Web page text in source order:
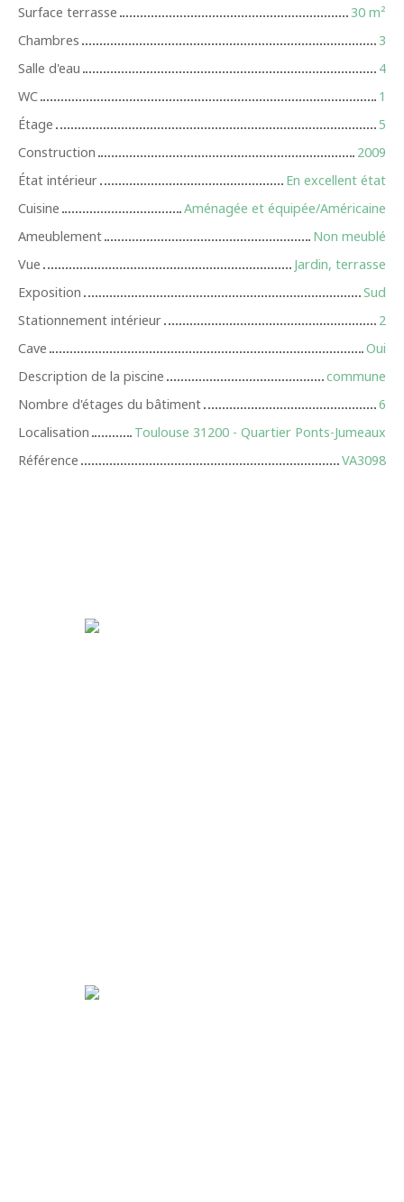
Surface terrasse
30 m²
Chambres
3
Salle d'eau
4
WC
1
Étage
5
Construction
2009
État intérieur
En excellent état
Cuisine
Aménagée et équipée/Américaine
Ameublement
Non meublé
Vue
Jardin, terrasse
Exposition
Sud
Stationnement intérieur
2
Cave
Oui
Description de la piscine
commune
Nombre d'étages du bâtiment
6
Localisation
Toulouse 31200 - Quartier Ponts-Jumeaux
Référence
VA3098